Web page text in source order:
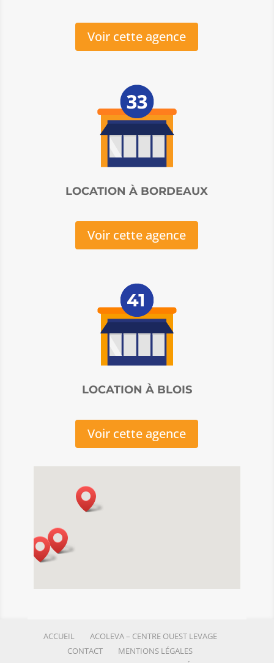
Voir cette agence
LOCATION À BORDEAUX
Voir cette agence
LOCATION À BLOIS
Voir cette agence
ACCUEIL
ACOLEVA – CENTRE OUEST LEVAGE
CONTACT
MENTIONS LÉGALES